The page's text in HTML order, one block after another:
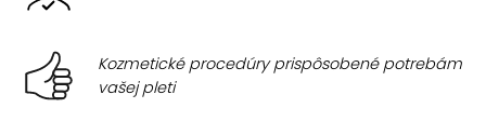
Kozmetické procedúry prispôsobené potrebám
vašej pleti